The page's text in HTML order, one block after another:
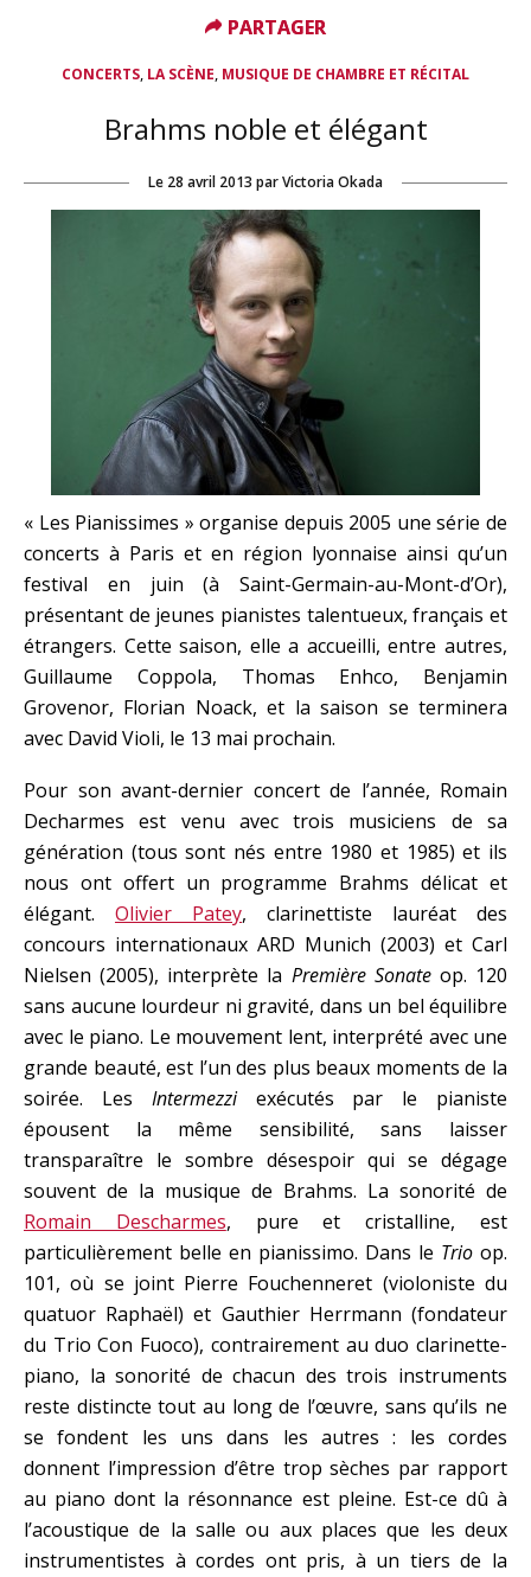
CONCERTS, LA SCÈNE, MUSIQUE DE CHAMBRE ET RÉCITAL
Brahms noble et élégant
Le 28 avril 2013 parVictoria Okada
« Les Pianissimes » organise depuis 2005 une série de
concerts à Paris et en région lyonnaise ainsi qu’un
festival en juin (à Saint-Germain-au-Mont-d’Or),
présentant de jeunes pianistes talentueux, français et
étrangers. Cette saison, elle a accueilli, entre autres,
Guillaume Coppola, Thomas Enhco, Benjamin
Grovenor, Florian Noack, et la saison se terminera
avec David Violi, le 13 mai prochain.
Pour son avant-dernier concert de l’année, Romain
Decharmes est venu avec trois musiciens de sa
génération (tous sont nés entre 1980 et 1985) et ils
nous ont offert un programme Brahms délicat et
élégant. Olivier Patey, clarinettiste lauréat des
concours internationaux ARD Munich (2003) et Carl
Nielsen (2005), interprète la Première Sonateop. 120
sans aucune lourdeur ni gravité, dans un bel équilibre
avec le piano. Le mouvement lent, interprété avec une
grande beauté, est l’un des plus beaux moments de la
soirée. Les Intermezziexécutés par le pianiste
épousent la même sensibilité, sans laisser
transparaître le sombre désespoir qui se dégage
souvent de la musique de Brahms. La sonorité de
Romain Descharmes, pure et cristalline, est
particulièrement belle en pianissimo. Dans le Trio op.
101, où se joint Pierre Fouchenneret (violoniste du
quatuor Raphaël) et Gauthier Herrmann (fondateur
du Trio Con Fuoco), contrairement au duo clarinette-
piano, la sonorité de chacun des trois instruments
reste distincte tout au long de l’œuvre, sans qu’ils ne
se fondent les uns dans les autres : les cordes
donnent l’impression d’être trop sèches par rapport
au piano dont la résonnance est pleine. Est-ce dû à
l’acoustique de la salle ou aux places que les deux
instrumentistes à cordes ont pris, à un tiers de la
PARTAGER
PARTAGER